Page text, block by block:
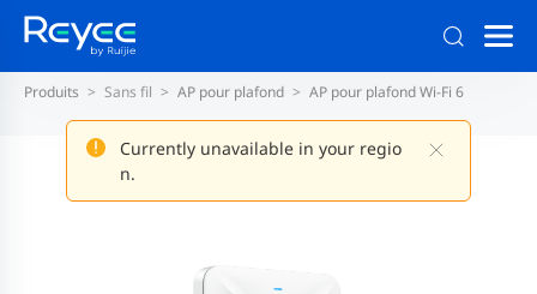
Currently unavailable in your regio
n.
Produits Sans fil AP pour plafond AP pour plafond Wi-Fi 6